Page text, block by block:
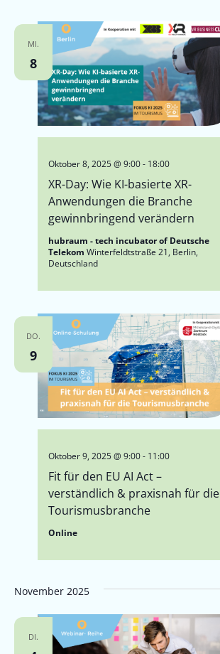
MI.
8
XR-Day: Wie KI-basierte XR-
Anwendungen die Branche
gewinnbringend verändern
Oktober 8, 2025 @ 9:00- 18:00
hubraum - tech incubator of Deutsche
Telekom Winterfeldtstraße 21, Berlin,
Deutschland
DO.
9
Fit für den EU AI Act –
verständlich & praxisnah für die
Tourismusbranche
Oktober 9, 2025 @ 9:00- 11:00
Online
November 2025
DI.